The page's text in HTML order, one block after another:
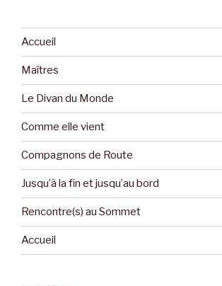
Accueil
Maîtres
Le Divan du Monde
Comme elle vient
Compagnons de Route
Jusqu’à la fin et jusqu’au bord
Rencontre(s) au Sommet
Accueil